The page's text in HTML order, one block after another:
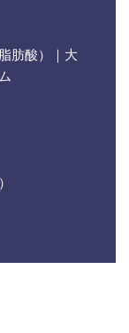
肪酸）｜大